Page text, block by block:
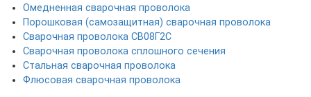
Омедненная сварочная проволока
Порошковая (самозащитная) сварочная проволока
Сварочная проволока СВ08Г2С
Сварочная проволока сплошного сечения
Стальная сварочная проволока
Флюсовая сварочная проволока